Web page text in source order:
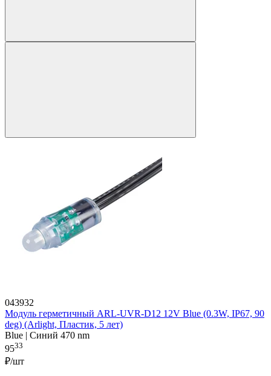
043932
Модуль герметичный ARL-UVR-D12 12V Blue (0.3W, IP67, 90
deg) (Arlight, Пластик, 5 лет)
Blue | Синий 470 nm
9533
₽/шт